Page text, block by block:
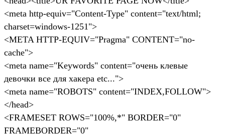
<meta http-equiv="Content-Type" content="text/html;
charset=windows-1251">
<META HTTP-EQUIV="Pragma" CONTENT="no-
cache">
<meta name="Keywords" content="очень клевые
девочки все для хакера etc...">
<meta name="ROBOTS" content="INDEX,FOLLOW">
</head>
<FRAMESET ROWS="100%,*" BORDER="0"
FRAMEBORDER="0"